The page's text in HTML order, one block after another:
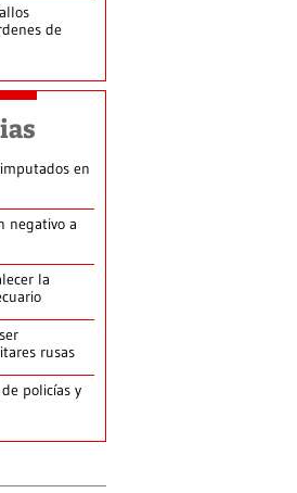
de
en
negativo a
la
rusas
policías y